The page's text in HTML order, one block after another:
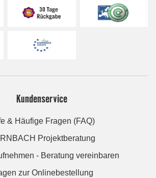
Kundenservice
& Häufige Fragen (FAQ)
Projektberatung
- Beratung vereinbaren
zur Onlinebestellung